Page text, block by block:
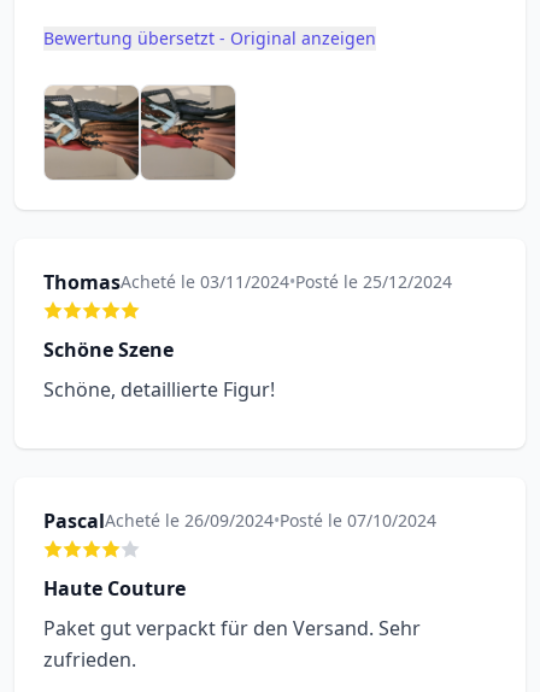
Bewertung übersetzt - Original anzeigen
ThomasAcheté le 03/11/2024•Posté le 25/12/2024
Schöne Szene
Schöne, detaillierte Figur!
PascalAcheté le 26/09/2024•Posté le 07/10/2024
Haute Couture
Paket gut verpackt für den Versand. Sehr
zufrieden.